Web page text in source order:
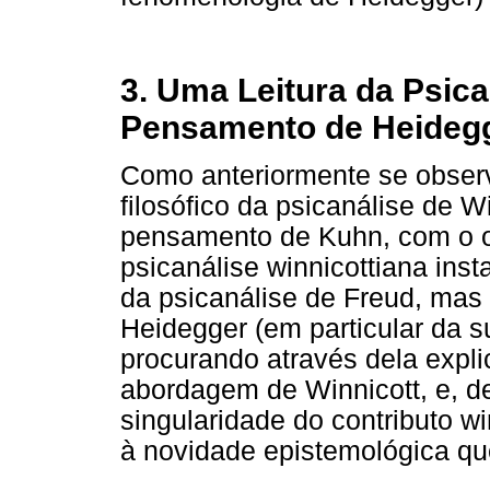
3. Uma Leitura da
Pensamento de
Como anteriormente se
filosófico da psicanálise de
pensamento de Kuhn, com o
psicanálise winnicottiana
da psicanálise de Freud,
Heidegger (em particular da
procurando através dela
abordagem de Winnicott, e,
singularidade do contributo
à novidade epistemológica